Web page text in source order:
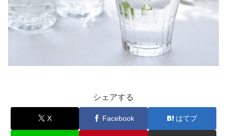
シェアする
X Facebook はてブ